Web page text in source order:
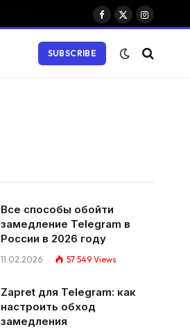
Facebook
X
Instagram
SUBSCRIBE
Все способы обойти
замедление Telegram в
России в 2026 году
11.02.2026 57 549 Views
Zapret для Telegram: как
настроить обход
замедления